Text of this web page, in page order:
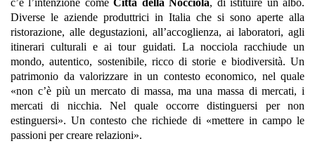
c’è l’intenzione comeCittà della Nocciola, di istituire un albo.
Diverse le aziende produttrici in Italia che si sono aperte alla
ristorazione, alle degustazioni, all’accoglienza, ai laboratori, agli
itinerari culturali e ai tour guidati. La nocciola racchiude un
mondo, autentico, sostenibile, ricco di storie e biodiversità. Un
patrimonio da valorizzare in un contesto economico, nel quale
«non c’è più un mercato di massa, ma una massa di mercati, i
mercati di nicchia. Nel quale occorre distinguersi per non
estinguersi». Un contesto che richiede di «mettere in campo le
passioni per creare relazioni».